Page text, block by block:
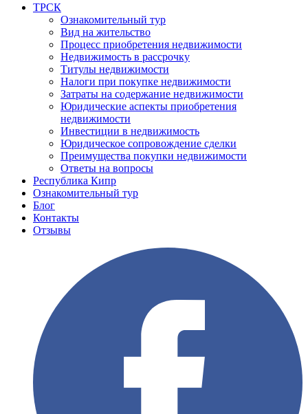
ТРСК
Ознакомительный тур
Вид на жительство
Процесс приобретения недвижимости
Недвижимость в рассрочку
Титулы недвижимости
Налоги при покупке недвижимости
Затраты на содержание недвижимости
Юридические аспекты приобретения
недвижимости
Инвестиции в недвижимость
Юридическое сопровождение сделки
Преимущества покупки недвижимости
Ответы на вопросы
Республика Кипр
Ознакомительный тур
Блог
Контакты
Отзывы